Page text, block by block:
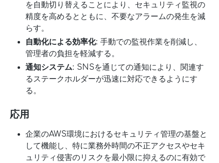
を自動切り替えることにより、セキュリティ監視の
精度を高めるとともに、不要なアラームの発生を減
らす。
自動化による効率化: 手動での監視作業を削減し、
管理者の負担を軽減する。
通知システム: SNSを通じての通知により、関連す
るステークホルダーが迅速に対応できるようにす
る。
応用
企業のAWS環境におけるセキュリティ管理の基盤と
して機能し、特に業務外時間の不正アクセスやセキ
ュリティ侵害のリスクを最小限に抑えるのに有効で